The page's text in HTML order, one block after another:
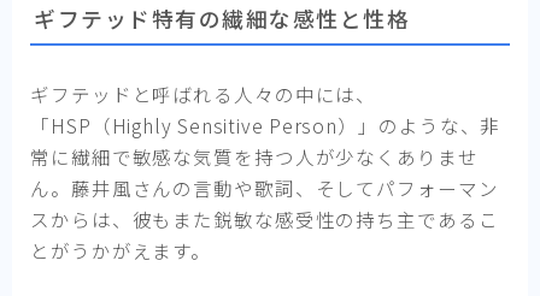
ギフテッド特有の繊細な感性と性格
ギフテッドと呼ばれる人々の中には、
「HSP（Highly Sensitive Person）」のような、非
常に繊細で敏感な気質を持つ人が少なくありませ
ん。藤井風さんの言動や歌詞、そしてパフォーマン
スからは、彼もまた鋭敏な感受性の持ち主であるこ
とがうかがえます。